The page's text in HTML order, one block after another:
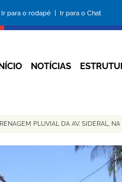
Ir para o rodapé | Ir para o Chat
NOTÍCIAS
PLUVIAL DA AV. SIDERAL,